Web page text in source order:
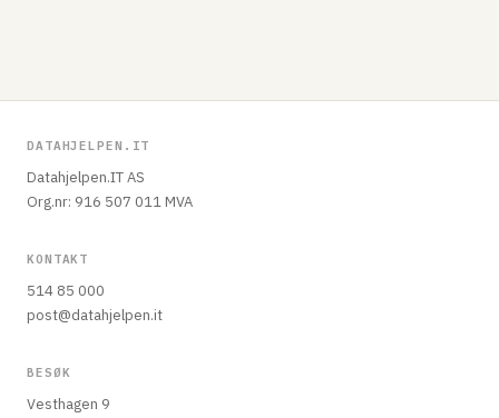
DATAHJELPEN.IT
Datahjelpen.IT AS
Org.nr: 916 507 011 MVA
KONTAKT
514 85 000
post@datahjelpen.it
BESØK
Vesthagen 9